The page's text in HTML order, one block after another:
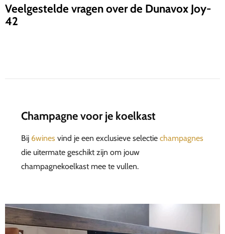
Veelgestelde vragen over de Dunavox Joy-
42
Champagne voor je koelkast
Bij 6wines vind je een exclusieve selectie champagnes
die uitermate geschikt zijn om jouw
champagnekoelkast mee te vullen.